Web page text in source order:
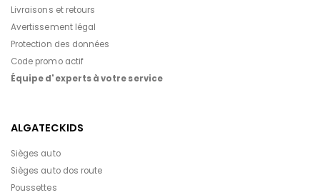
Livraisons et retours
Avertissement légal
Protection des données
Code promo actif
Équipe d'experts à votre service
ALGATECKIDS
Sièges auto
Sièges auto dos route
Poussettes